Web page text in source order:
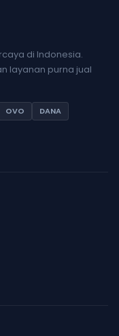
di Indonesia.
layanan purna jual
OVO
DANA